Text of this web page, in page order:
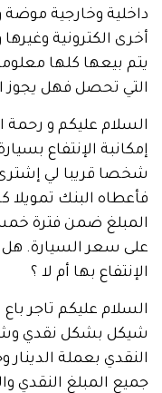
وخارجية موضة
الكترونية وغيرها وكل
كلها معلومة
تحصل فهل يجوز العمل
عليكم و رحمة الله و
الإنتفاع بسيارة تم
قريبا لي إشترى
البنك تمويلا كاملا
ضمن فترة خمس
السيارة. هل يجوز
بها أم لا ؟
بشكل نقدي وشيكات
بعملة الدينار وحرر
المبلغ النقدي